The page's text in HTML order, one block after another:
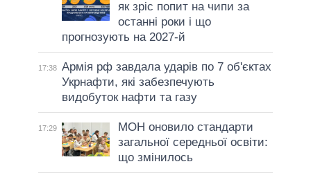
як зріс попит на чипи за
останні роки і що
прогнозують на 2027-й
17:38 Армія рф завдала ударів по 7 об'єктах
Укрнафти, які забезпечують
видобуток нафти та газу
17:29
МОН оновило стандарти
загальної середньої освіти:
що змінилось